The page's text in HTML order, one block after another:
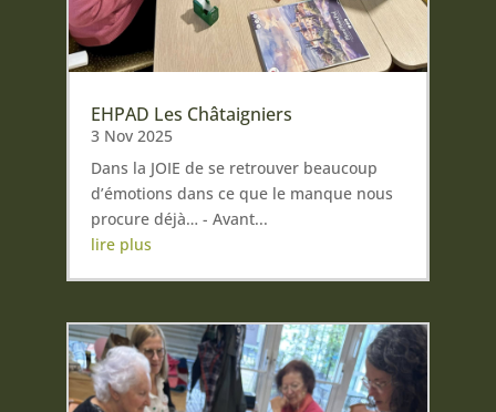
EHPAD Les Châtaigniers
3 Nov 2025
Dans la JOIE de se retrouver beaucoup
d’émotions dans ce que le manque nous
procure déjà… - Avant...
lire plus